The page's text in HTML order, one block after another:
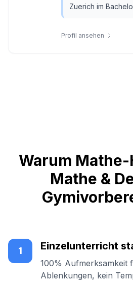
Zuerich im
Profil ansehen
Warum
Mathe &
1 Einzelunterricht
100% Aufmerksamkeit
Ablenkungen, kein